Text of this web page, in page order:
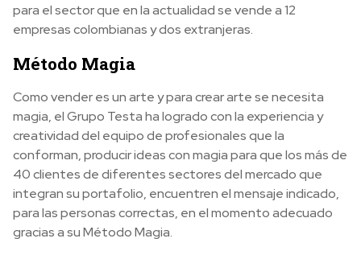
para el sector que en la actualidad se vende a 12
empresas colombianas y dos extranjeras.
Método Magia
Como vender es un arte y para crear arte se necesita
magia, el Grupo Testa ha logrado con la experiencia y
creatividad del equipo de profesionales que la
conforman, producir ideas con magia para que los más de
40 clientes de diferentes sectores del mercado que
integran su portafolio, encuentren el mensaje indicado,
para las personas correctas, en el momento adecuado
gracias a su Método Magia.